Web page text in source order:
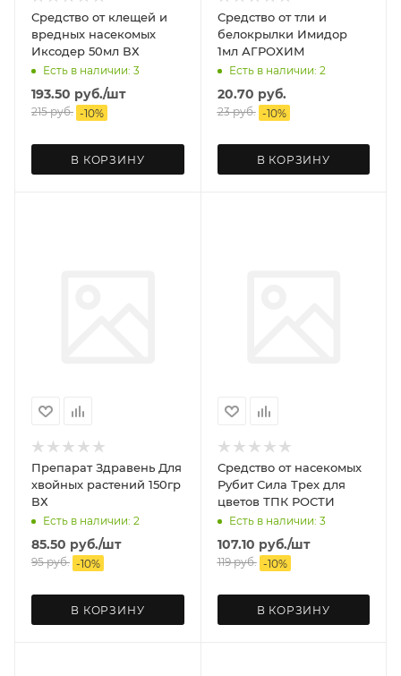
Средство от клещей и
вредных насекомых
Иксодер 50мл ВХ
Есть в наличии: 3
193.50 руб./шт
215руб. -10%
В КОРЗИНУ
Средство от тли и
белокрылки Имидор
1мл АГРОХИМ
Есть в наличии: 2
20.70 руб.
23руб. -10%
В КОРЗИНУ
Препарат Здравень Для
хвойных растений 150гр
ВХ
Есть в наличии: 2
85.50 руб./шт
95руб. -10%
В КОРЗИНУ
Средство от насекомых
Рубит Сила Трех для
цветов ТПК РОСТИ
Есть в наличии: 3
107.10 руб./шт
119руб. -10%
В КОРЗИНУ